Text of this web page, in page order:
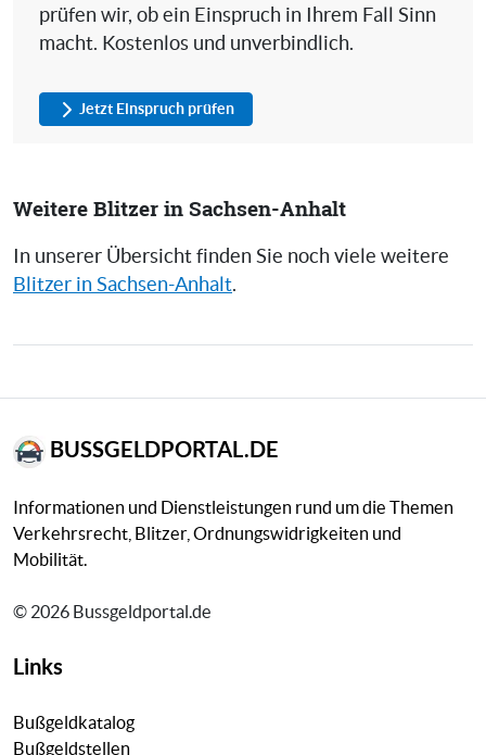
prüfen wir, ob ein Einspruch in Ihrem Fall Sinn
macht. Kostenlos und unverbindlich.
Jetzt Einspruch prüfen
Weitere Blitzer in Sachsen-Anhalt
In unserer Übersicht finden Sie noch viele weitere
Blitzer in Sachsen-Anhalt.
BUSSGELDPORTAL.DE
Informationen und Dienstleistungen rund um die Themen
Verkehrsrecht, Blitzer, Ordnungswidrigkeiten und
Mobilität.
© 2026 Bussgeldportal.de
Links
Bußgeldkatalog
Bußgeldstellen